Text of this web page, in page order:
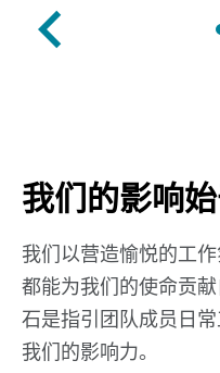
我们的影响
我们以营造愉悦的工
都能为我们的使命贡
石是指引团队成员日
我们的影响力。